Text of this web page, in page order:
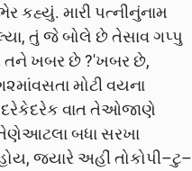
કહ્યું. મારી પત્નીનુંનામ
તું જે બોલે છે તેસાવ ગપ્પુ
તને ખબર છે ?'ખબર છે,
મોટી વયના
દરેકેદરેક વાત તેઓજાણે
તેણેઆટલા બધા સરખા
જ્યારે અહીં તોકોપી–ટુ–